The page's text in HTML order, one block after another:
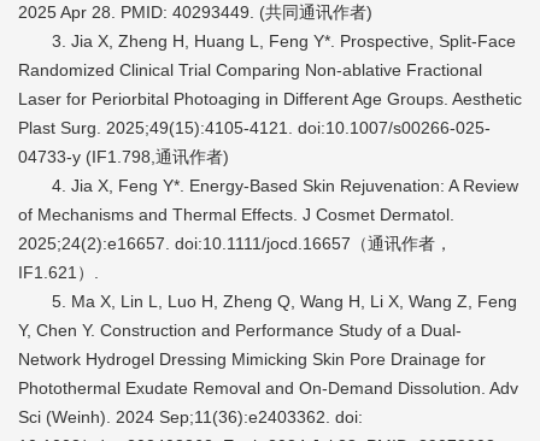
2025 Apr 28. PMID: 40293449. (共同通讯作者)
3. Jia X, Zheng H, Huang L, Feng Y*. Prospective, Split-Face
Randomized Clinical Trial Comparing Non-ablative Fractional
Laser for Periorbital Photoaging in Different Age Groups. Aesthetic
Plast Surg. 2025;49(15):4105-4121. doi:10.1007/s00266-025-
04733-y (IF1.798,通讯作者)
4. Jia X, Feng Y*. Energy-Based Skin Rejuvenation: A Review
of Mechanisms and Thermal Effects. J Cosmet Dermatol.
2025;24(2):e16657. doi:10.1111/jocd.16657（通讯作者，
IF1.621）.
5. Ma X, Lin L, Luo H, Zheng Q, Wang H, Li X, Wang Z, Feng
Y, Chen Y. Construction and Performance Study of a Dual-
Network Hydrogel Dressing Mimicking Skin Pore Drainage for
Photothermal Exudate Removal and On-Demand Dissolution. Adv
Sci (Weinh). 2024 Sep;11(36):e2403362. doi: